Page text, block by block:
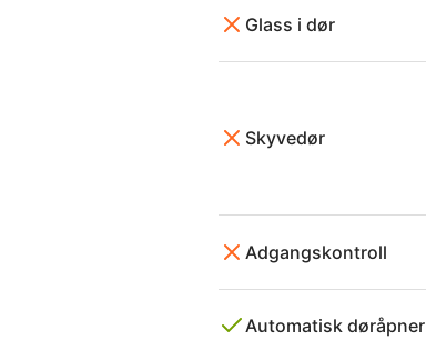
Glass i dør
Skyvedør
Adgangskontroll
Automatisk døråpner